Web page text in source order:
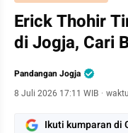
Erick Thohir
di Jogja, Cari
Pandangan Jogja
8 Juli 2026 17:11 WIB ·
Ikuti kumparan di